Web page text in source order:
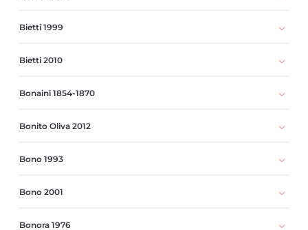
Bietti 1999
Bietti 2010
Bonaini 1854-1870
Bonito Oliva 2012
Bono 1993
Bono 2001
Bonora 1976